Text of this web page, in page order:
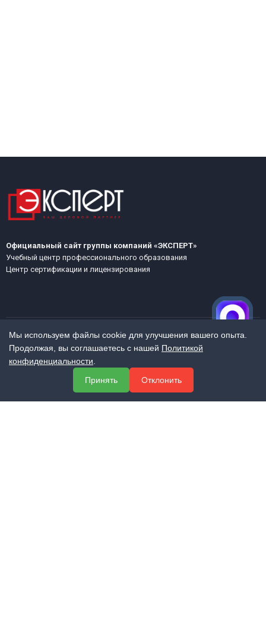
Официальный сайт группы компаний «ЭКСПЕРТ»
Учебный центр профессионального образования
Центр сертификации и лицензирования
МЕНЮ
Мы используем файлы cookie для улучшения вашего опыта.
Продолжая, вы соглашаетесь с нашей Политикой
конфиденциальности
Принять
Отклонить